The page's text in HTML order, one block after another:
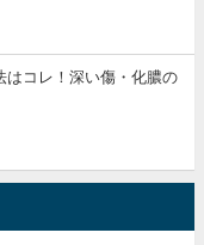
はコレ！深い傷・化膿の